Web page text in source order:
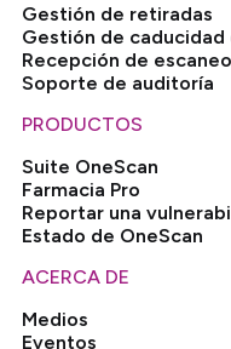
Gestión de retiradas
Gestión de
Recepción de escaneo
Soporte de auditoría
PRODUCTOS
Suite OneScan
Farmacia Pro
Reportar una
Estado de OneScan
ACERCA DE
Medios
Eventos